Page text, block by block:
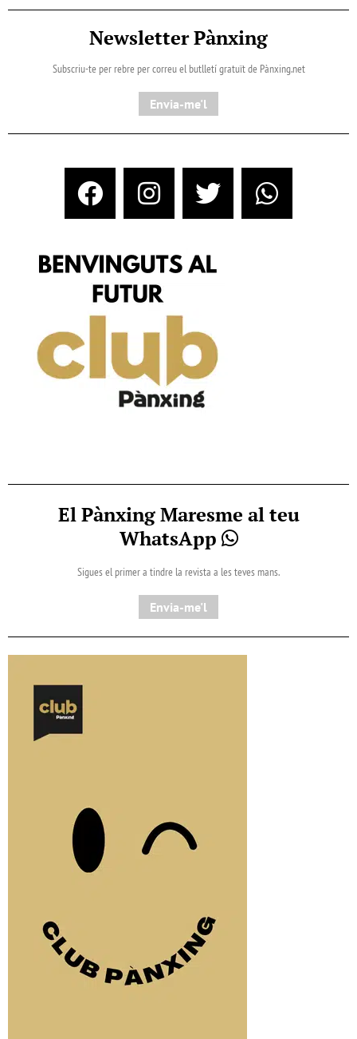
Newsletter Pànxing
Subscriu-te per rebre per correu el butlletí gratuït de Pànxing.net​
Envia-me'l
El Pànxing Maresme al teu
WhatsApp
Sigues el primer a tindre la revista a les teves mans.
Envia-me'l